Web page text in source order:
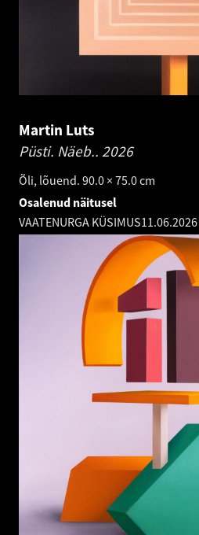
Martin Luts
Püsti. Näeb.. 2026
Õli, lõuend. 90.0 × 75.0 cm
Osalenud näitusel
VAATENURGA KÜSIMUS11.06.2026